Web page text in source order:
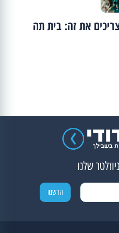
את זה: בית תה
שלנו